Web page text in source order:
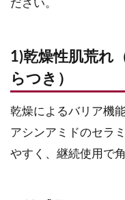
ださい。
1)乾燥性肌荒れ
らつき）
乾燥によるバリア機
アシンアミドのセラ
やすく、継続使用で